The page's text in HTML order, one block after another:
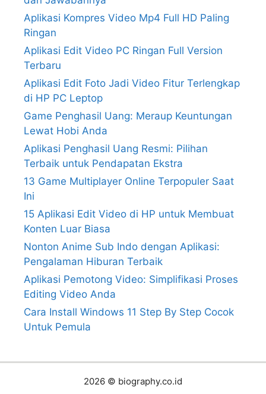
Aplikasi Kompres Video Mp4 Full HD Paling
Ringan
Aplikasi Edit Video PC Ringan Full Version
Terbaru
Aplikasi Edit Foto Jadi Video Fitur Terlengkap
di HP PC Leptop
Game Penghasil Uang: Meraup Keuntungan
Lewat Hobi Anda
Aplikasi Penghasil Uang Resmi: Pilihan
Terbaik untuk Pendapatan Ekstra
13 Game Multiplayer Online Terpopuler Saat
Ini
15 Aplikasi Edit Video di HP untuk Membuat
Konten Luar Biasa
Nonton Anime Sub Indo dengan Aplikasi:
Pengalaman Hiburan Terbaik
Aplikasi Pemotong Video: Simplifikasi Proses
Editing Video Anda
Cara Install Windows 11 Step By Step Cocok
Untuk Pemula
2026 © biography.co.id